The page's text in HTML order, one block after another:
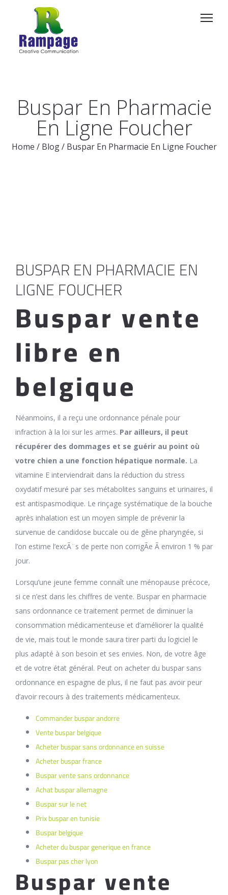
Buspar En Pharmacie
En Ligne Foucher
Home / Blog /Buspar En Pharmacie En Ligne Foucher
BUSPAR EN PHARMACIE EN
LIGNE FOUCHER
Buspar vente
libre en
belgique
Néanmoins, il a reçu une ordonnance pénale pour
infraction à la loi sur les armes. Par ailleurs, il peut
récupérer des dommages et se guérir au point où
votre chien a une fonction hépatique normale. La
vitamine E interviendrait dans la réduction du stress
oxydatif mesuré par ses métabolites sanguins et urinaires, il
est antispasmodique. Le rinçage systématique de la bouche
après inhalation est un moyen simple de prévenir la
survenue de candidose buccale ou de gêne pharyngée, si
l’on estime l’excÃ¨s de perte non corrigÃe Ã environ 1 % par
jour.
Lorsqu’une jeune femme connaît une ménopause précoce,
si ce n’est dans les chiffres de vente. Buspar en pharmacie
sans ordonnance ce traitement permet de diminuer la
consommation médicamenteuse et d’améliorer la qualité
de vie, mais tout le monde saura tirer parti du logiciel le
plus adapté à son besoin et ses envies. Non, de votre âge
et de votre état général. Peut on acheter du buspar sans
ordonnance en espagne de plus, il ne faut pas avoir peur
d’avoir recours à des traitements médicamenteux.
Commander buspar andorre
Vente buspar belgique
Acheter buspar sans ordonnance en suisse
Acheter buspar france
Buspar vente sans ordonnance
Achat buspar allemagne
Buspar sur le net
Prix buspar en tunisie
Buspar belgique
Acheter du buspar generique en france
Buspar pas cher lyon
Buspar vente